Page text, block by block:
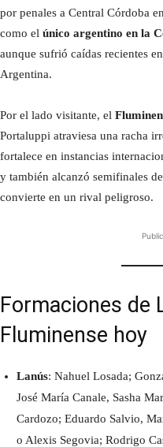
por penales a Central Córdoba
como el único argentino en la
aunque sufrió caídas recientes
Argentina.
Por el lado visitante, el
Portaluppi atraviesa una racha
fortalece en instancias
y también alcanzó semifinales
convierte en un rival peligroso.
Formaciones de
Fluminense hoy
Lanús: Nahuel Losada;
José María Canale, Sasha
Cardozo; Eduardo Salvio,
o Alexis Segovia; Rodrigo